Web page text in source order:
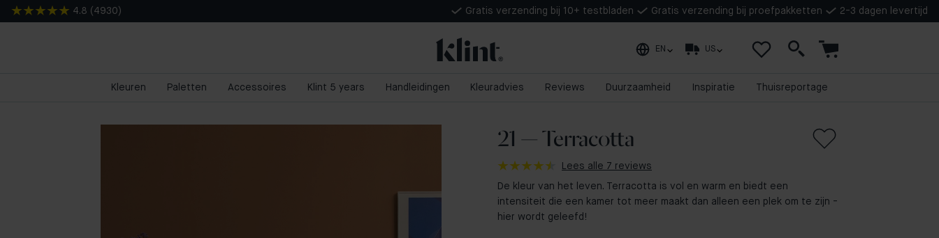
4.8 ( 4930 ) Gratis verzending bij 10+ testbladen Gratis verzending bij proefpakketten 2-3 dagen levertijd
EN US
Kleuren Paletten Accessoires Klint 5 years Handleidingen Kleuradvies Reviews Duurzaamheid Inspiratie Thuisreportage
21 — Terracotta
Lees alle 7 reviews
De kleur van het leven. Terracotta is vol en warm en biedt een
intensiteit die een kamer tot meer maakt dan alleen een plek om te zijn -
hier wordt geleefd!